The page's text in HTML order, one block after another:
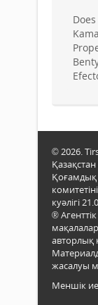
© 2026.
Қоғамдық
куәлігі
®
авторлық
жасалуы
Меншік